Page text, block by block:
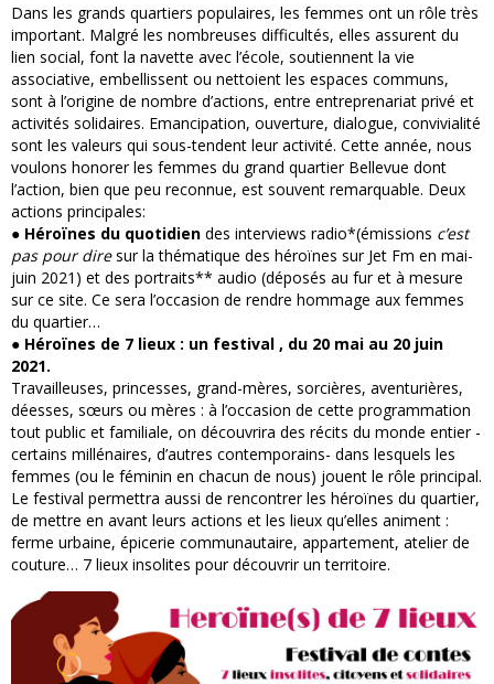
Dans les grands quartiers populaires, les femmes ont un rôle très
important. Malgré les nombreuses difficultés, elles assurent du
lien social, font la navette avec l’école, soutiennent la vie
associative, embellissent ou nettoient les espaces communs,
sont à l’origine de nombre d’actions, entre entreprenariat privé et
activités solidaires. Emancipation, ouverture, dialogue, convivialité
sont les valeurs qui sous-tendent leur activité. Cette année, nous
voulons honorer les femmes du grand quartier Bellevue dont
l’action, bien que peu reconnue, est souvent remarquable. Deux
actions principales:
● Héroïnes du quotidien des interviews radio*(émissions c’est
pas pour diresur la thématique des héroïnes sur Jet Fm en mai-
juin 2021) et des portraits** audio (déposés au fur et à mesure
sur ce site. Ce sera l’occasion de rendre hommage aux femmes
du quartier…
● Héroïnes de 7 lieux : un festival , du 20 mai au 20 juin
2021.
Travailleuses, princesses, grand-mères, sorcières, aventurières,
déesses, sœurs ou mères : à l’occasion de cette programmation
tout public et familiale, on découvrira des récits du monde entier -
certains millénaires, d’autres contemporains- dans lesquels les
femmes (ou le féminin en chacun de nous) jouent le rôle principal.
Le festival permettra aussi de rencontrer les héroïnes du quartier,
de mettre en avant leurs actions et les lieux qu’elles animent :
ferme urbaine, épicerie communautaire, appartement, atelier de
couture… 7 lieux insolites pour découvrir un territoire.